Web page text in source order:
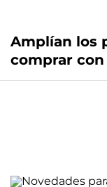
Amplían los
comprar